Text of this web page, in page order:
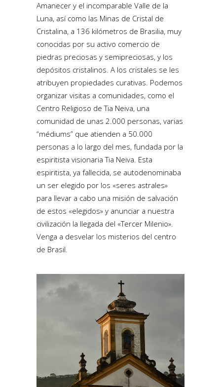
Amanecer y el incomparable Valle de la
Luna, así como las Minas de Cristal de
Cristalina, a 136 kilómetros de Brasilia, muy
conocidas por su activo comercio de
piedras preciosas y semipreciosas, y los
depósitos cristalinos. A los cristales se les
atribuyen propiedades curativas. Podemos
organizar visitas a comunidades, como el
Centro Religioso de Tia Neiva, una
comunidad de unas 2.000 personas, varias
“médiums” que atienden a 50.000
personas a lo largo del mes, fundada por la
espiritista visionaria Tia Neiva. Esta
espiritista, ya fallecida, se autodenominaba
un ser elegido por los «seres astrales»
para llevar a cabo una misión de salvación
de estos «elegidos» y anunciar a nuestra
civilización la llegada del «Tercer Milenio».
Venga a desvelar los misterios del centro
de Brasil.